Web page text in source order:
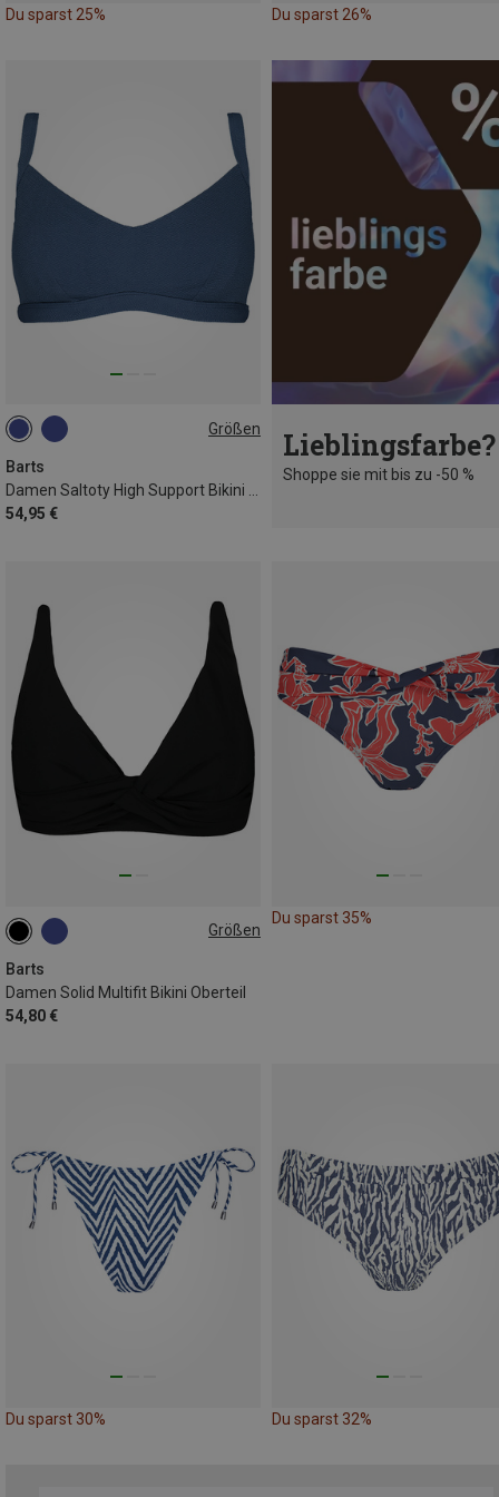
Du sparst 25% Du sparst 26%
Größen
Barts
Damen Saltoty High Support Bikini Oberteil
54,95 €
M XL Lieblingsfarbe?
Shoppe sie mit bis zu -50 %
Größen
Barts
Damen Solid Multifit Bikini Oberteil
54,80 €
S M
Du sparst 35%
Du sparst 30% Du sparst 32%